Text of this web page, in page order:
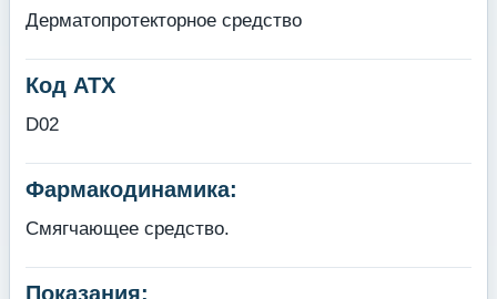
Дерматопротекторное средство
Код АТХ
D02
Фармакодинамика:
Смягчающее средство.
Показания: